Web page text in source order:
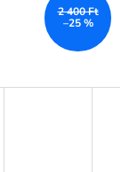
2 400 Ft
–25 %